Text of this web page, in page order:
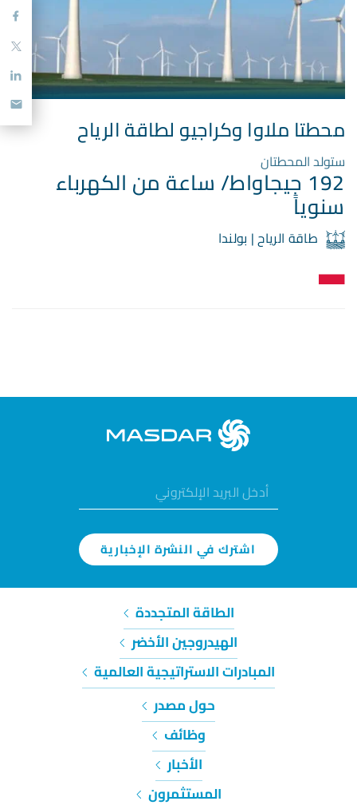
محطتا ملاوا وكراجيو لطاقة الرياح
ستولد المحطتان
192 جيجاواط/ ساعة من الكهرباء
سنوياً
طاقة الرياح | بولندا
اشترك في النشرة الإخبارية
الطاقة المتجددة
الهيدروجين الأخضر
المبادرات الاستراتيجية العالمية
حول مصدر
وظائف
الأخبار
المستثمرون